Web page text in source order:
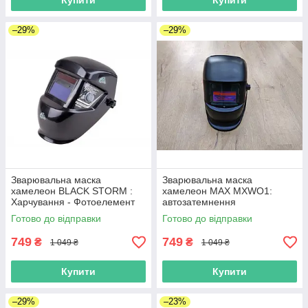
–29%
Зварювальна маска
хамелеон BLACK STORM :
Харчування - Фотоелемент
Готово до відправки
749 ₴ 1 049 ₴
Купити
–29%
Зварювальна маска
хамелеон MAX MXWO1:
автозатемнення
Готово до відправки
749 ₴ 1 049 ₴
Купити
–29% –23%